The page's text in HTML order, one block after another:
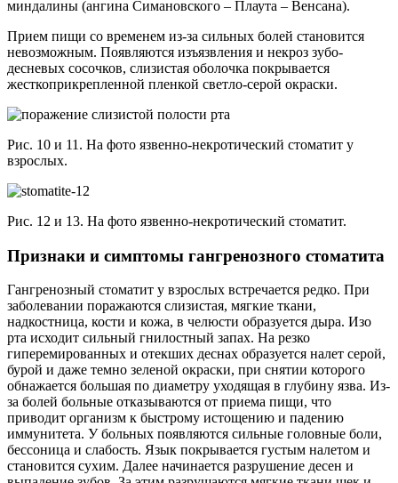
миндалины (ангина Симановского – Плаута – Венсана).
Прием пищи со временем из-за сильных болей становится
невозможным. Появляются изъязвления и некроз зубо-
десневых сосочков, слизистая оболочка покрывается
жесткоприкрепленной пленкой светло-серой окраски.
Рис. 10 и 11. На фото язвенно-некротический стоматит у
взрослых.
Рис. 12 и 13. На фото язвенно-некротический стоматит.
Признаки и симптомы гангренозного стоматита
Гангренозный стоматит у взрослых встречается редко. При
заболевании поражаются слизистая, мягкие ткани,
надкостница, кости и кожа, в челюсти образуется дыра. Изо
рта исходит сильный гнилостный запах. На резко
гиперемированных и отекших деснах образуется налет серой,
бурой и даже темно зеленой окраски, при снятии которого
обнажается большая по диаметру уходящая в глубину язва. Из-
за болей больные отказываются от приема пищи, что
приводит организм к быстрому истощению и падению
иммунитета. У больных появляются сильные головные боли,
бессоница и слабость. Язык покрывается густым налетом и
становится сухим. Далее начинается разрушение десен и